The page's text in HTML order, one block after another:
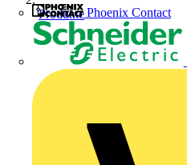
Phoenix Contact
Produkte